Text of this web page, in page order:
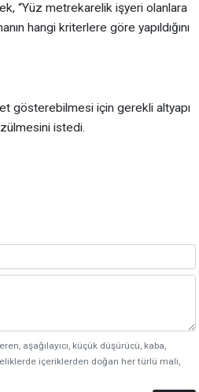
“Yüz metrekarelik işyeri olanlara
hangi kriterlere göre yapıldığını
gösterebilmesi için gerekli altyapı
istedi.
aşağılayıcı, küçük düşürücü, kaba,
içeriklerden doğan her türlü mali,